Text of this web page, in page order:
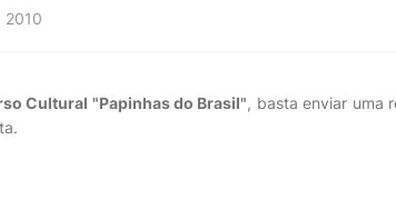
2010
Cultural "Papinhas do Brasil", basta enviar uma